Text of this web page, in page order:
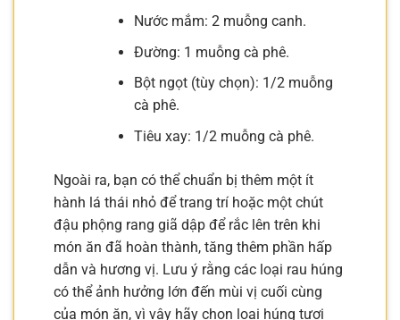
Nước mắm: 2 muỗng canh.
Đường: 1 muỗng cà phê.
Bột ngọt (tùy chọn): 1/2 muỗng
cà phê.
Tiêu xay: 1/2 muỗng cà phê.
Ngoài ra, bạn có thể chuẩn bị thêm một ít
hành lá thái nhỏ để trang trí hoặc một chút
đậu phộng rang giã dập để rắc lên trên khi
món ăn đã hoàn thành, tăng thêm phần hấp
dẫn và hương vị. Lưu ý rằng các loại rau húng
có thể ảnh hưởng lớn đến mùi vị cuối cùng
của món ăn, vì vậy hãy chọn loại húng tươi